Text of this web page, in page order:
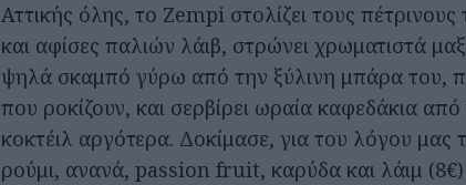
Αττικής όλης, το Zempi στολίζει τους
και αφίσες παλιών λάιβ, στρώνει χρωματιστά
ψηλά σκαμπό γύρω από την ξύλινη μπάρα του,
που ροκίζουν, και σερβίρει ωραία καφεδάκια
κοκτέιλ αργότερα. Δοκίμασε, για του λόγου
ρούμι, ανανά, passion fruit, καρύδα και λάιμ